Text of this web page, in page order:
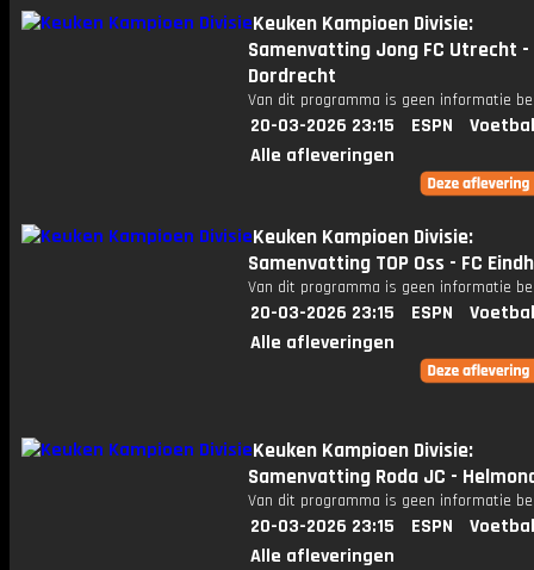
Keuken Kampioen Divisie:
Samenvatting Jong FC Utrecht -
Dordrecht
Van dit programma is geen informatie
20-03-2026 23:15 ESPN
Alle afleveringen
Keuken Kampioen Divisie:
Samenvatting TOP Oss - FC
Van dit programma is geen informatie
20-03-2026 23:15 ESPN
Alle afleveringen
Keuken Kampioen Divisie:
Samenvatting Roda JC -
Van dit programma is geen informatie
20-03-2026 23:15 ESPN
Alle afleveringen